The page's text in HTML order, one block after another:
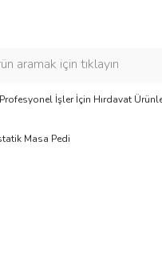
Profesyonel İşler İçin Hırdavat